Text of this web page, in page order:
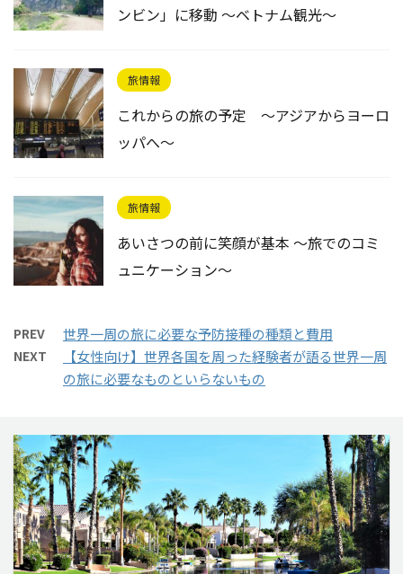
ンビン」に移動 〜ベトナム観光〜
旅情報
これからの旅の予定 ～アジアからヨーロ
ッパへ～
旅情報
あいさつの前に笑顔が基本 〜旅でのコミ
ュニケーション〜
PREV 世界一周の旅に必要な予防接種の種類と費用
NEXT
【女性向け】世界各国を周った経験者が語る世界一周
の旅に必要なものといらないもの